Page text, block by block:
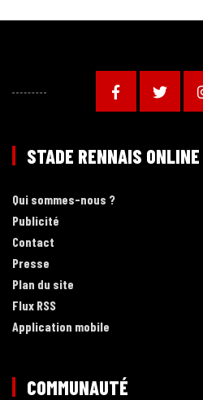
STADE RENNAIS ONLINE
Qui sommes-nous ?
Publicité
Contact
Presse
Plan du site
Flux RSS
Application mobile
COMMUNAUTÉ